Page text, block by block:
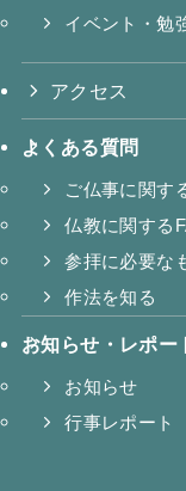
イベント・勉
アクセス
よくある質問
ご仏事に関す
仏教に関する
参拝に必要な
作法を知る
お知らせ・レポー
お知らせ
行事レポート